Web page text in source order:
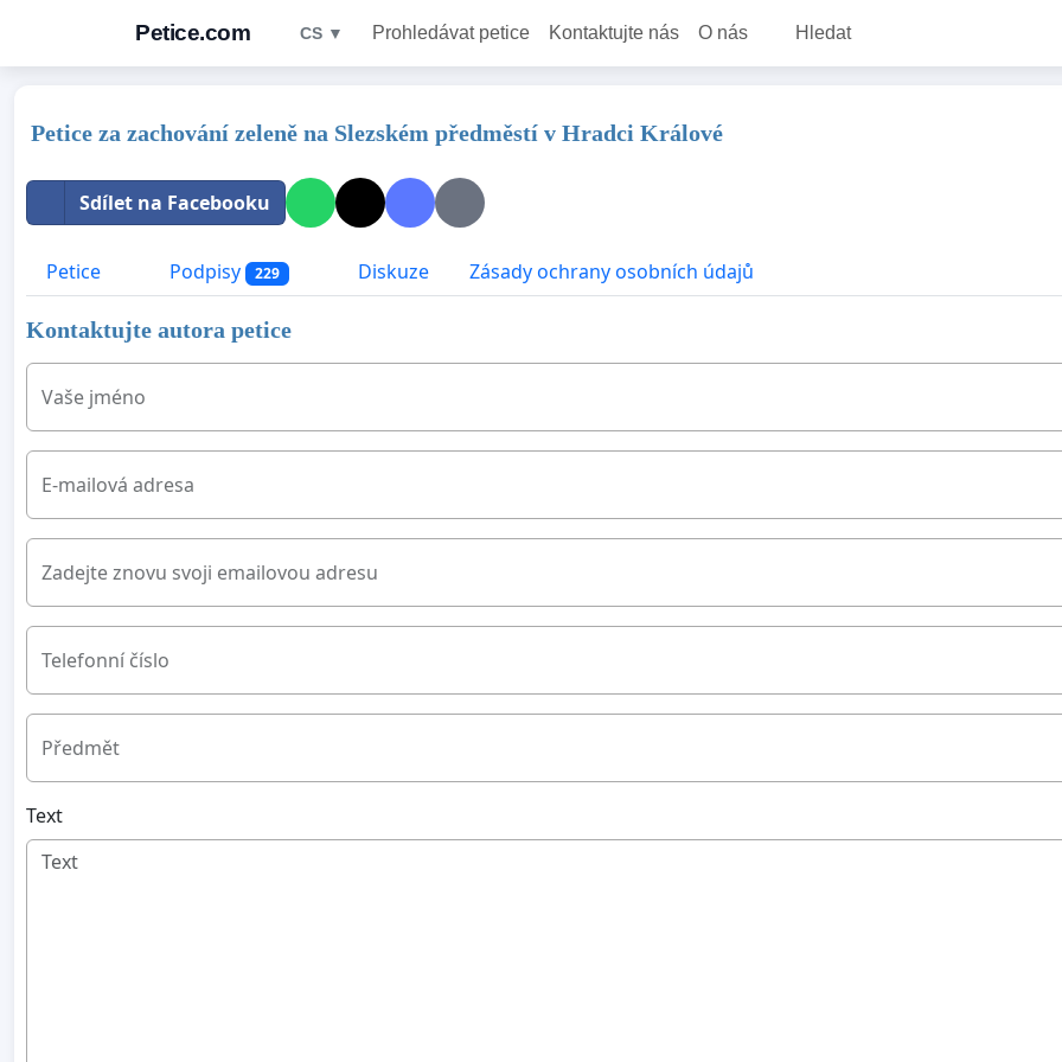
Petice.com CS ▼ Prohledávat petice Kontaktujte nás O nás Hledat
Petice za zachování zeleně na Slezském předměstí v Hradci Králové
Sdílet na Facebooku
Petice Podpisy 229 Diskuze Zásady ochrany osobních údajů
Kontaktujte autora petice
Vaše jméno
E-mailová adresa
Zadejte znovu svoji emailovou adresu
Telefonní číslo
Předmět
Text